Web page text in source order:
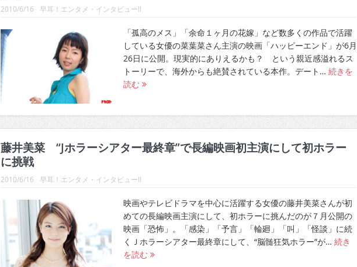
2010/6/16 早耳！エンタメ・インタビュー!!
「孤高のメス」「余命１ヶ月の花嫁」など数多くの作品で活躍
している女優の菜葉菜さん主演の映画「ハッピーエンド」が6月
26日に公開。現実的にありえるかも？ という親近感溢れるス
トーリーで、海外からも絶賛されている本作。デート… 続きを
読む
藤井美菜 “Jホラーシアター最終章”で長編映画初主演にして初ホラー
に挑戦
2010/6/16 早耳！エンタメ・インタビュー!!
映画やテレビドラマを中心に活躍する女優の藤井美菜さんが初
めての長編映画主演にして、初ホラーに挑んだのが７月公開の
映画「恐怖」。「感染」「予言」「輪廻」「叫」「怪談」に続
くＪホラーシアター最終章にして、“脳髄狂気ホラー”が… 続き
を読む